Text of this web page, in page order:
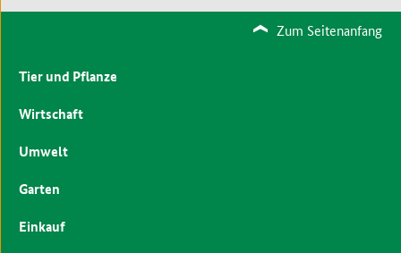
Zum Seitenanfang
Tier und Pflanze
Wirtschaft
Umwelt
Garten
Einkauf